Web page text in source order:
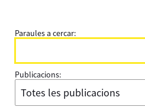
Paraules a cercar:
Publicacions: